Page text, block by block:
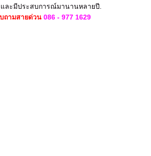
และมีประสบการณ์มานานหลายปี.
ถามสายด่วน 086 - 977 1629